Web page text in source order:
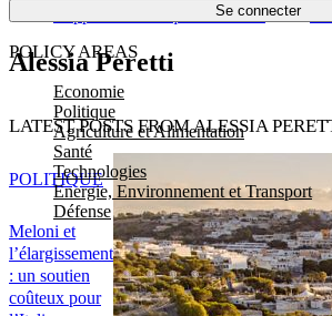
Se connecter
POLICY AREAS
Economie
Politique
Agriculture et Alimentation
Santé
Technologies
Energie, Environnement et Transport
Défense
Économie
Alessia Peretti
LATEST POSTS FROM ALESSIA
Meloni et
l’élargissement
: un soutien
coûteux pour
POLITIQUE